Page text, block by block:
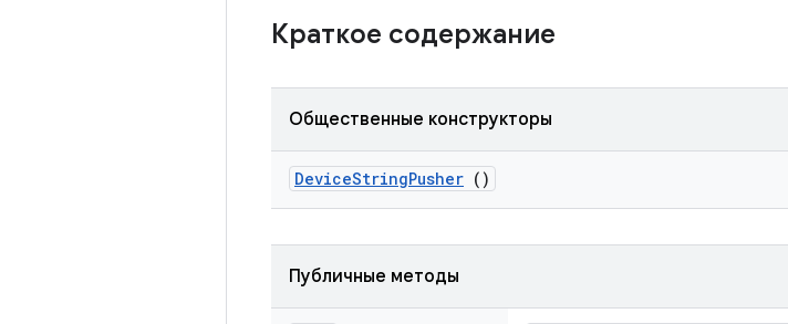
Краткое содержание
Общественные конструкторы
DeviceStringPusher ()
Публичные методы